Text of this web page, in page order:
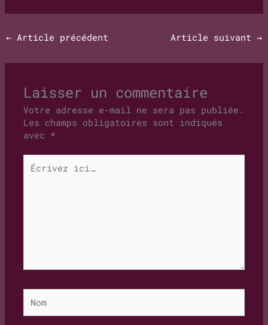
←Article précédent Article suivant→
Laisser un commentaire
Votre adresse e-mail ne sera pas publiée.
Les champs obligatoires sont indiqués
avec *
Écrivez
ici…